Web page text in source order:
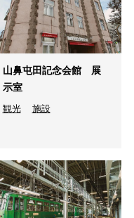
山鼻屯田記念会館 展
示室
観光 施設